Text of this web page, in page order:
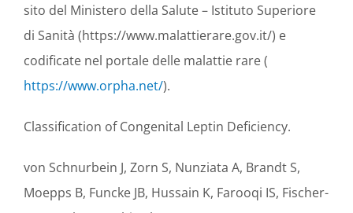
sito del Ministero della Salute – Istituto Superiore
di Sanità (https://www.malattierare.gov.it/) e
codificate nel portale delle malattie rare (
https://www.orpha.net/).
Classification of Congenital Leptin Deficiency.
von Schnurbein J, Zorn S, Nunziata A, Brandt S,
Moepps B, Funcke JB, Hussain K, Farooqi IS, Fischer-